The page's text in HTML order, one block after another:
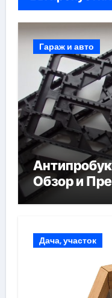
Гараж и авто
Обзор и
Дача, участок